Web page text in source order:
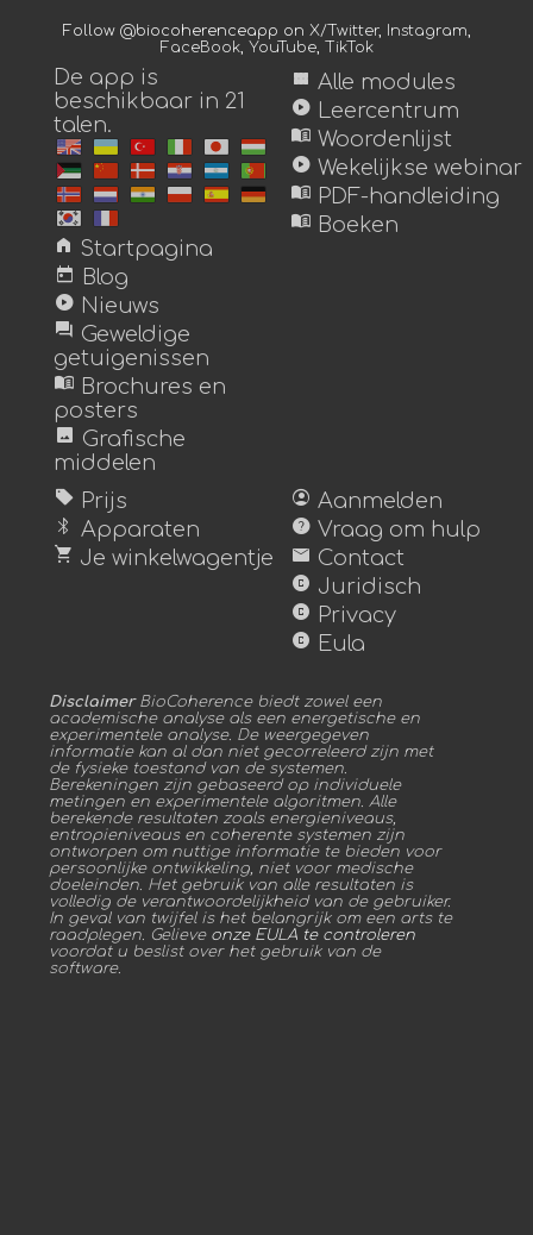
Follow @biocoherenceapp on X/Twitter, Instagram,
FaceBook, YouTube, TikTok
De app is
beschikbaar in 21
talen.
home Startpagina
today Blog
play_circle Nieuws
forum Geweldige
getuigenissen
menu_book Brochures en
posters
image Grafische
middelen
view_module Alle modules
play_circle Leercentrum
menu_book Woordenlijst
play_circle Wekelijkse webinar
menu_book PDF-handleiding
menu_book Boeken
sell Prijs
bluetooth Apparaten
shopping_cart Je winkelwagentje
account_circle Aanmelden
help Vraag om hulp
mail Contact
copyright Juridisch
copyright Privacy
copyright Eula
DisclaimerBioCoherence biedt zowel een
academische analyse als een energetische en
experimentele analyse. De weergegeven
informatie kan al dan niet gecorreleerd zijn met
de fysieke toestand van de systemen.
Berekeningen zijn gebaseerd op individuele
metingen en experimentele algoritmen. Alle
berekende resultaten zoals energieniveaus,
entropieniveaus en coherente systemen zijn
ontworpen om nuttige informatie te bieden voor
persoonlijke ontwikkeling, niet voor medische
doeleinden. Het gebruik van alle resultaten is
volledig de verantwoordelijkheid van de gebruiker.
In geval van twijfel is het belangrijk om een arts te
raadplegen. Gelieve onze EULA te controleren
voordat u beslist over het gebruik van de
software.